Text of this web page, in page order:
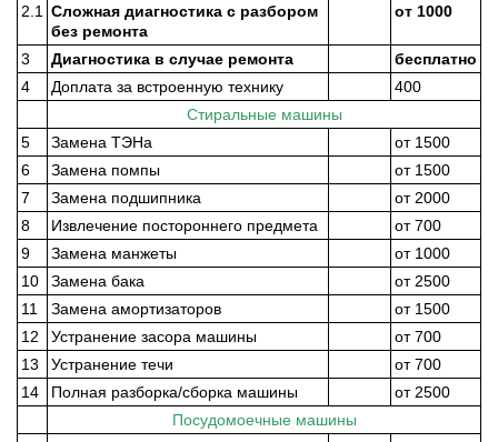
2.1
Сложная диагностика с разбором
без ремонта
от 1000
3 Диагностика в случае ремонта
бесплатно
4
Доплата за встроенную технику
400
Стиральные машины
5
Замена ТЭНа
от 1500
6
Замена помпы
от 1500
7
Замена подшипника
от 2000
8
Извлечение постороннего предмета
от 700
9
Замена манжеты
от 1000
10
Замена бака
от 2500
11
Замена амортизаторов
от 1500
12
Устранение засора машины
от 700
13
Устранение течи
от 700
14
Полная разборка/сборка машины
от 2500
Посудомоечные машины